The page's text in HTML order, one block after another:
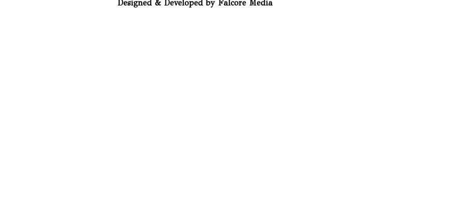
Designed & Developed by Falcore Media